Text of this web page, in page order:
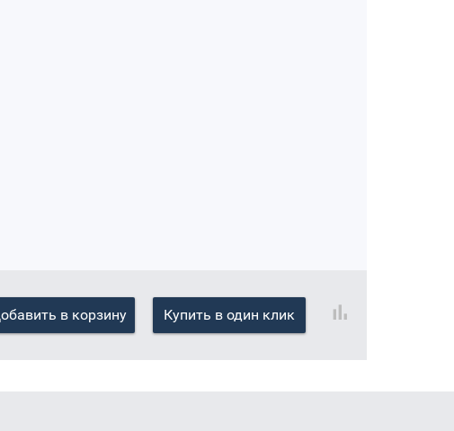
в корзину Купить в один клик